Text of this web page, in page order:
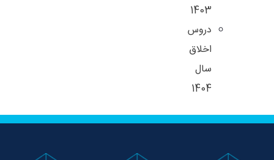
1403
دروس
اخلاق
سال
1404